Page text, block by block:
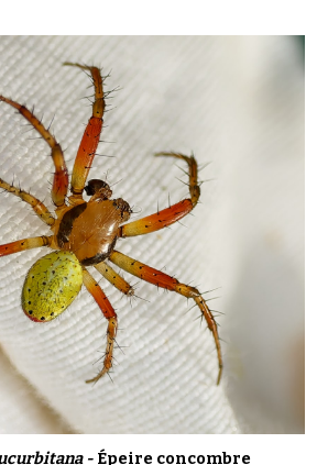
- Épeire concombre